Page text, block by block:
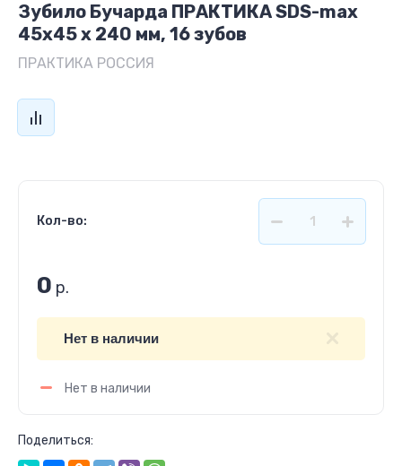
Зубило Бучарда ПРАКТИКА SDS-max
45x45 х 240 мм, 16 зубов
ПРАКТИКА РОССИЯ
Кол-во:
0 р.
Нет в наличии
Нет в наличии
Поделиться: